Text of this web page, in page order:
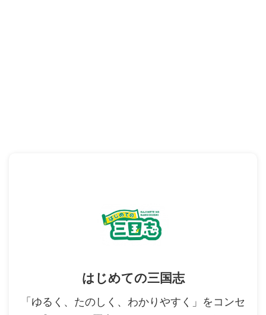
はじめての三国志
「ゆるく、たのしく、わかりやすく」をコンセ